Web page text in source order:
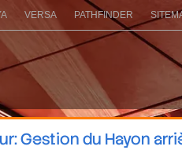
VERSA PATHFINDER
Gestion du Hayon